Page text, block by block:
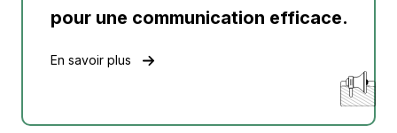
pour une communication efficace.
En savoir plus